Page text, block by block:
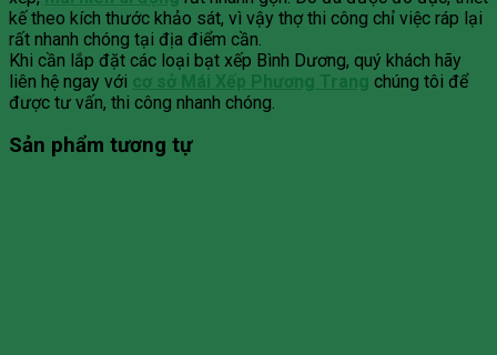
kế theo kích thước khảo sát, vì vậy thợ thi công chỉ việc ráp lại
rất nhanh chóng tại địa điểm cần.
Khi cần lắp đặt các loại bạt xếp Bình Dương, quý khách hãy
liên hệ ngay với cơ sở Mái Xếp Phương Trang chúng tôi để
được tư vấn, thi công nhanh chóng.
Sản phẩm tương tự